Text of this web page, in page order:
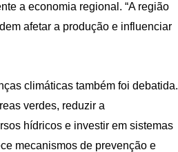
a economia regional. “A região
afetar a produção e influenciar
climáticas também foi debatida.
verdes, reduzir a
hídricos e investir em sistemas
mecanismos de prevenção e